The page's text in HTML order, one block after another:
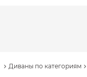
Диваны по категориям